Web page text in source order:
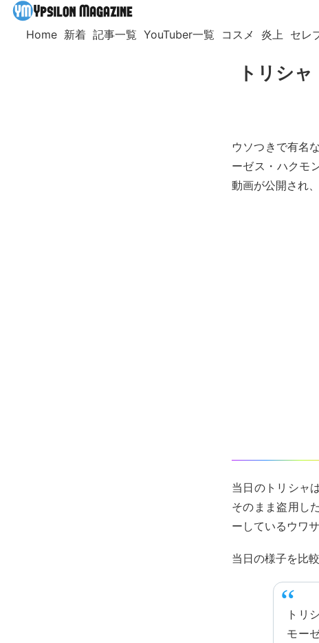
Home 新着 記事一覧 YouTuber一覧 コスメ 炎上 セレ
トリシ
ウソつきで有名
ーゼス・ハクモ
動画が公開され
当日のトリシャ
そのまま盗用し
ーしているウワ
当日の様子を比
トリ
モー